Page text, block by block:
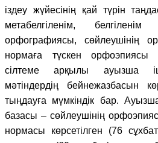
іздеу жүйесінің қай түрін
метабелгіленім,
орфографиясы, сөйлеушінің
нормаға түскен орфоэпиясы
сілтеме арқылы ауызша
мәтіндердің бейнежазбасын
тыңдауға мүмкіндік бар.
базасы – сөйлеушінің
нормасы көрсетілген (76